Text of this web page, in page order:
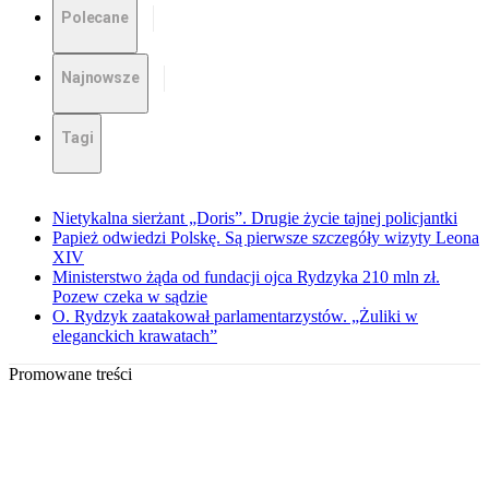
Polecane
Najnowsze
Tagi
Nietykalna sierżant „Doris”. Drugie życie tajnej policjantki
Papież odwiedzi Polskę. Są pierwsze szczegóły wizyty Leona
XIV
Ministerstwo żąda od fundacji ojca Rydzyka 210 mln zł.
Pozew czeka w sądzie
O. Rydzyk zaatakował parlamentarzystów. „Żuliki w
eleganckich krawatach”
Promowane treści